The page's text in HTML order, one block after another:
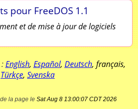
pour FreeDOS 1.1
et de mise à jour de logiciels
English, Español, Deutsch, français,
Türkçe, Svenska
la page le Sat Aug 8 13:00:07 CDT 2026